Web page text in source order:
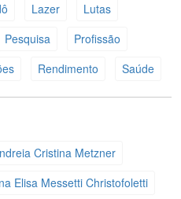
Lazer
Lutas
Pesquisa
Profissão
Rendimento Saúde
Cristina Metzner
Elisa Messetti Christofoletti